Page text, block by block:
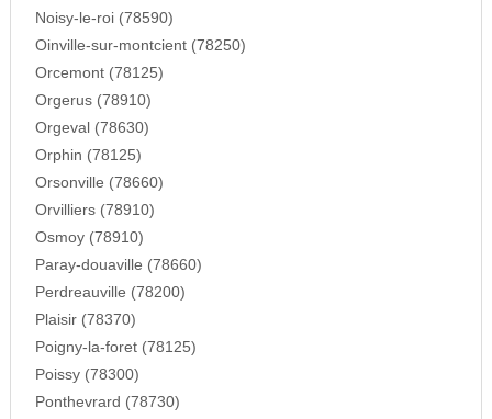
Noisy-le-roi (78590)
Oinville-sur-montcient (78250)
Orcemont (78125)
Orgerus (78910)
Orgeval (78630)
Orphin (78125)
Orsonville (78660)
Orvilliers (78910)
Osmoy (78910)
Paray-douaville (78660)
Perdreauville (78200)
Plaisir (78370)
Poigny-la-foret (78125)
Poissy (78300)
Ponthevrard (78730)